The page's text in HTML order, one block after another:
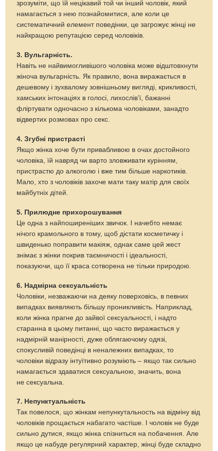
зрозуміти, що їй нецікавий той чи інший чоловік, який
намагається з нею познайомитися, але коли це
систематичний елемент поведінки, це загрожує жінці не
найкращою репутацією серед чоловіків.
3. Вульгарність.
Навіть не найвимогливішого чоловіка може відштовхнути
жіноча вульгарність. Як правило, вона виражається в
дешевому і зухвалому зовнішньому вигляді, крикливості,
хамських інтонаціях в голосі, лихослів’ї, бажанні
фліртувати одночасно з кількома чоловіками, занадто
відвертих розмовах про секс.
4. Згубні пристрасті
Якщо жінка хоче бути привабливою в очах достойного
чоловіка, їй навряд чи варто зловживати курінням,
пристрастю до алкоголю і вже тим більше наркотиків.
Мало, хто з чоловіків захоче мати таку матір для своїх
майбутніх дітей.
5. Прилюдне прихорошування
Це одна з найпоширеніших звичок. І начебто немає
нічого крамольного в тому, щоб дістати косметичку і
швиденько поправити макіяж, однак саме цей жест
знімає з жінки покрив таємничості і ідеальності,
показуючи, що її краса сотворена не тільки природою.
6. Надмірна сексуальність
Чоловіки, незважаючи на деяку поверховісь, в певних
випадках виявляють більшу проникливість. Наприклад,
коли жінка прагне до зайвої сексуальності, і надто
старанна в цьому питанні, що часто виражається у
надмірній манірності, дуже облягаючому одязі,
спокусливій поведінці в неналежних випадках, то
чоловіки відразу інтуїтивно розуміють – якщо так сильно
намагається здаватися сексуальною, значить, вона
не сексуальна.
7. Непунктуальність
Так повелося, що жінкам непункутальность на відміну від
чоловіків прощається набагато частіше. І чоловік не буде
сильно дутися, якщо жінка спізниться на побачення. Але
якщо це набуде регулярний характер, жінці буде складно